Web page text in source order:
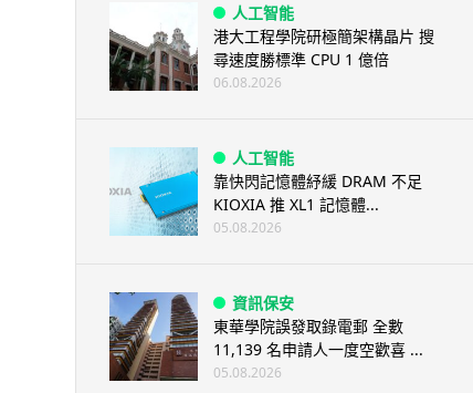
人工智能
港大工程學院研極簡架構晶片 搜
尋速度勝標準 CPU 1 億倍
06.08.2026
人工智能
靠快閃記憶體紓緩 DRAM 不足
KIOXIA 推 XL1 記憶體...
05.08.2026
資訊保安
東華學院誤發取錄電郵 全數
11,139 名申請人一度空歡喜 ...
05.08.2026